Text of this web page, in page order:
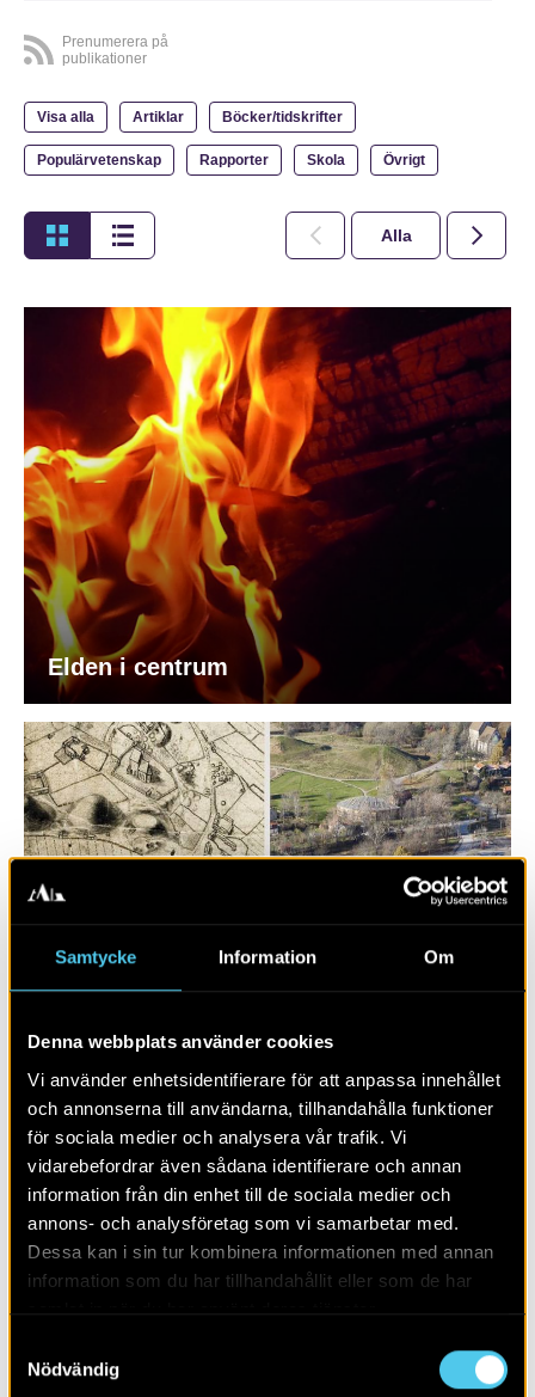
Samtycke Information Om
Denna webbplats använder cookies
Vi använder enhetsidentifierare för att anpassa innehållet
och annonserna till användarna, tillhandahålla funktioner
för sociala medier och analysera vår trafik. Vi
vidarebefordrar även sådana identifierare och annan
information från din enhet till de sociala medier och
annons- och analysföretag som vi samarbetar med.
Dessa kan i sin tur kombinera informationen med annan
information som du har tillhandahållit eller som de har
Nödvändig
Prenumerera på
publikationer
Visa alla Artiklar Böcker/tidskrifter
Populärvetenskap Rapporter Skola Övrigt
Alla 2026
Elden i centrum
at Upsalum – människor och
landskapande